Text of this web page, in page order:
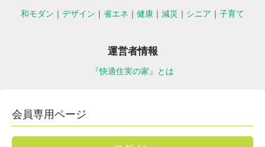
和モダン ｜ デザイン ｜ 省エネ ｜ 健康 ｜ 減災 ｜ シニア ｜ 子育て
運営者情報
『快適住実の家』とは
会員専用ページ